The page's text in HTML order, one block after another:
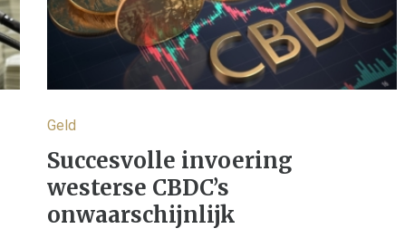
Geld
Succesvolle invoering
westerse CBDC’s
onwaarschijnlijk